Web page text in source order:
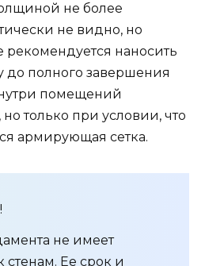
не более
не видно, но
рекомендуется наносить
до полного завершения
помещений
только при условии, что
армирующая сетка.
не имеет
стенам. Ее срок и